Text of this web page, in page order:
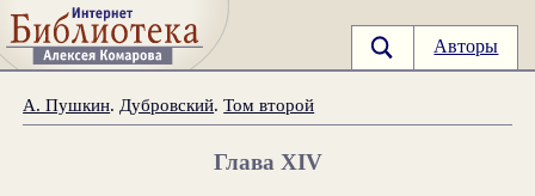
Авторы
А. Пушкин. Дубровский.Том второй
Глава XIV